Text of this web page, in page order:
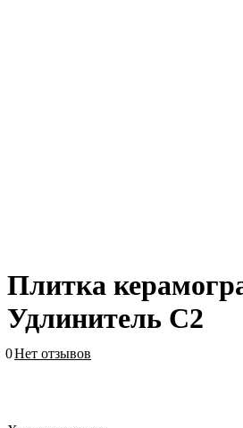
Плитка
Удлинитель C2
0Нет отзывов